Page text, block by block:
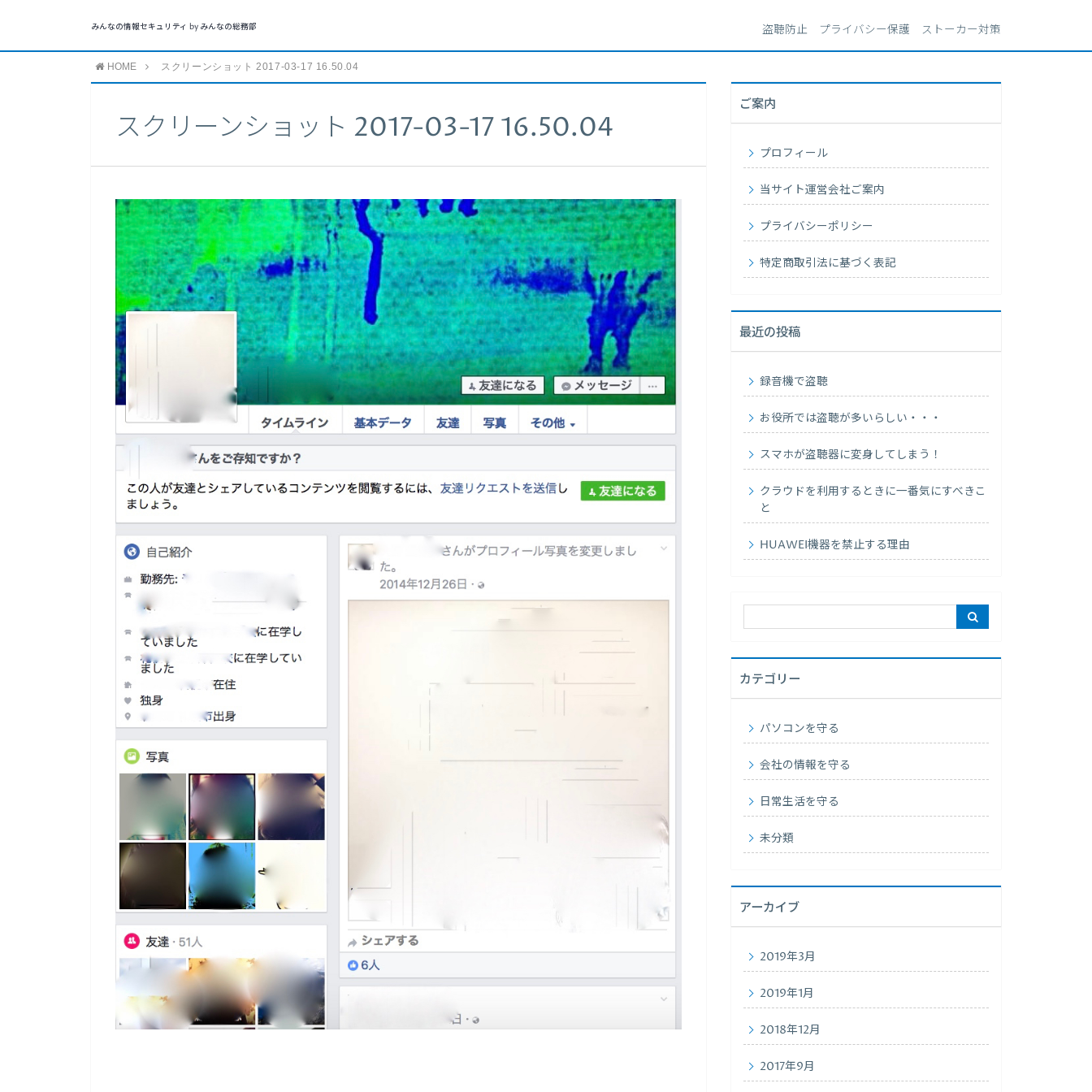
みんなの情報セキュリティ by みんなの総務部 盗聴防止 プライバシー保護 ストーカー対策
HOME スクリーンショット 2017-03-17 16.50.04
スクリーンショット 2017-03-17 16.50.04
ご案内
プロフィール
当サイト運営会社ご案内
プライバシーポリシー
特定商取引法に基づく表記
最近の投稿
録音機で盗聴
お役所では盗聴が多いらしい・・・
スマホが盗聴器に変身してしまう！
クラウドを利用するときに一番気にすべきこ
と
HUAWEI機器を禁止する理由
カテゴリー
パソコンを守る
会社の情報を守る
日常生活を守る
未分類
アーカイブ
2019年3月
2019年1月
2018年12月
2017年9月